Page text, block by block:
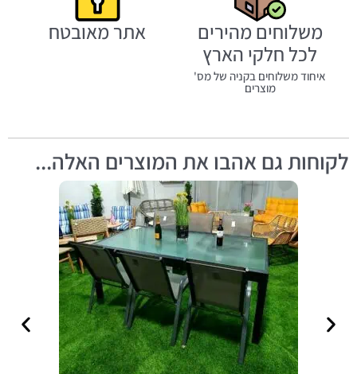
משלוחים מהירים
לכל חלקי הארץ
איחוד משלוחים בקניה של מס'
מוצרים
אתר מאובטח
לקוחות גם אהבו את המוצרים האלה...